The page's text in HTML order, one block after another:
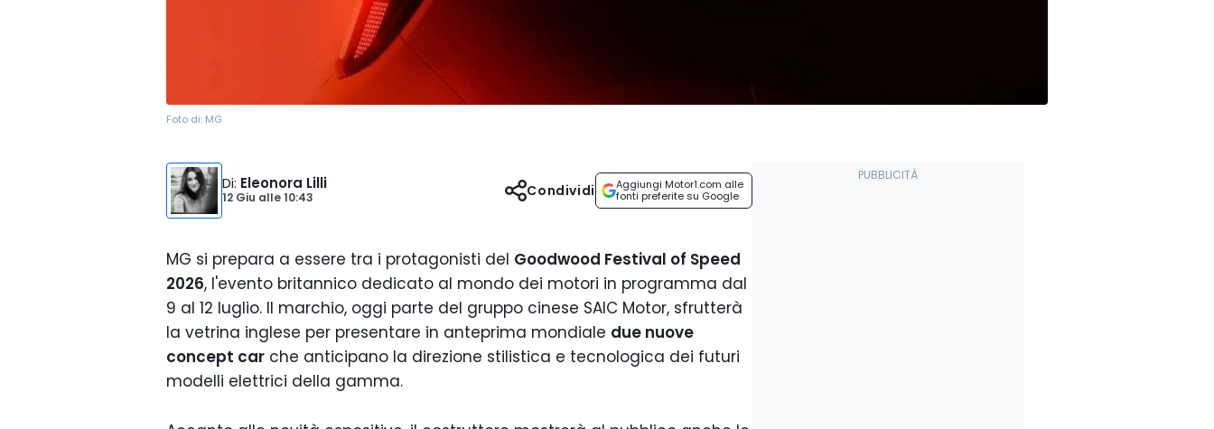
Foto di: MG
Di: Eleonora Lilli
12 Giu alle10:43
Aggiungi Motor1.com alle
fonti preferite su Google
Condividi
MG si prepara a essere tra i protagonisti del Goodwood Festival of Speed
2026, l'evento britannico dedicato al mondo dei motori in programma dal
9 al 12 luglio. Il marchio, oggi parte del gruppo cinese SAIC Motor, sfrutterà
la vetrina inglese per presentare in anteprima mondiale due nuove
concept car che anticipano la direzione stilistica e tecnologica dei futuri
modelli elettrici della gamma.